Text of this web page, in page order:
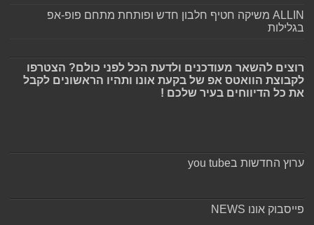
ALLIN משיקה חטיף חלבון חדש ופותחת מתחם פופ-אפ
בגלילות
רוצים להשאר מעודכנים ולדעת הכל לפני כולם? הצטרפו
לקבוצת הוואטס אפ של בקעת אונו ותהיו הראשונים לקבל
את כל הדיווחים בעיר שלכם !
ערוץ החדשות בyou tube
פייסבוק אונו NEWS